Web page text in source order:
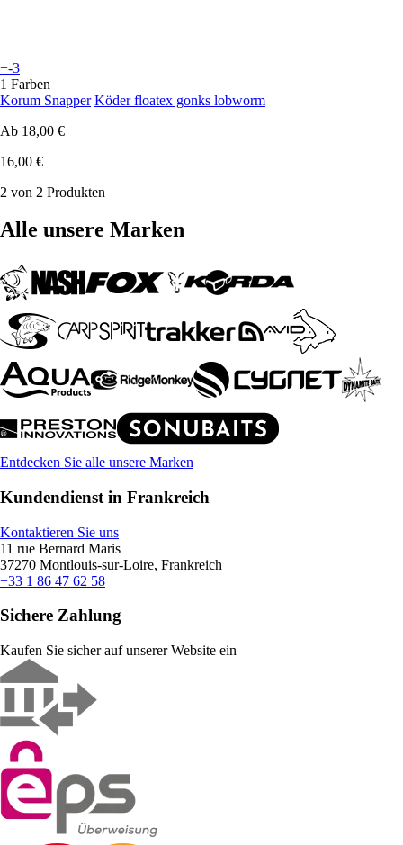
+-3
1 Farben
Korum Snapper Köder floatex gonks lobworm
Ab 18,00 €
16,00 €
2 von 2 Produkten
Alle unsere Marken
Entdecken Sie alle unsere Marken
Kundendienst in Frankreich
Kontaktieren Sie uns
11 rue Bernard Maris
37270 Montlouis-sur-Loire, Frankreich
+33 1 86 47 62 58
Sichere Zahlung
Kaufen Sie sicher auf unserer Website ein